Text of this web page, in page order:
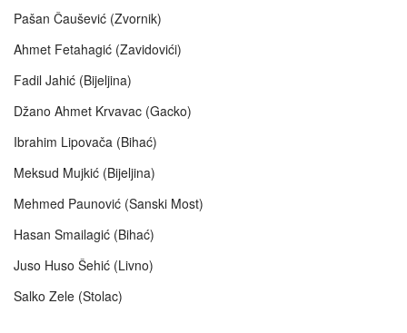
Pašan Čaušević (Zvornik)
Ahmet Fetahagić (Zavidovići)
Fadil Jahić (Bijeljina)
Džano Ahmet Krvavac (Gacko)
Ibrahim Lipovača (Bihać)
Meksud Mujkić (Bijeljina)
Mehmed Paunović (Sanski Most)
Hasan Smailagić (Bihać)
Juso Huso Šehić (Livno)
Salko Zele (Stolac)